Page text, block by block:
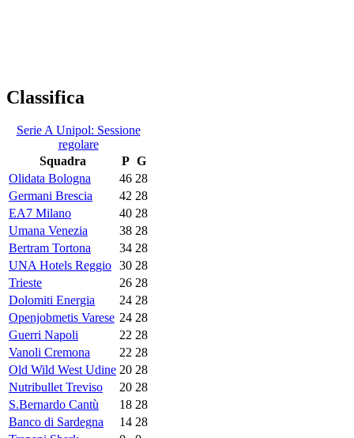
Classifica
Serie A Unipol: Sessione
regolare
Squadra
P G
Olidata Bologna
46 28
Germani Brescia
42 28
EA7 Milano
40 28
Umana Venezia
38 28
Bertram Tortona
34 28
UNA Hotels Reggio 30 28
Trieste
26 28
Dolomiti Energia
24 28
Openjobmetis Varese 24 28
Guerri Napoli
22 28
Vanoli Cremona
22 28
Old Wild West Udine 20 28
Nutribullet Treviso
20 28
S.Bernardo Cantù
18 28
Banco di Sardegna
14 28